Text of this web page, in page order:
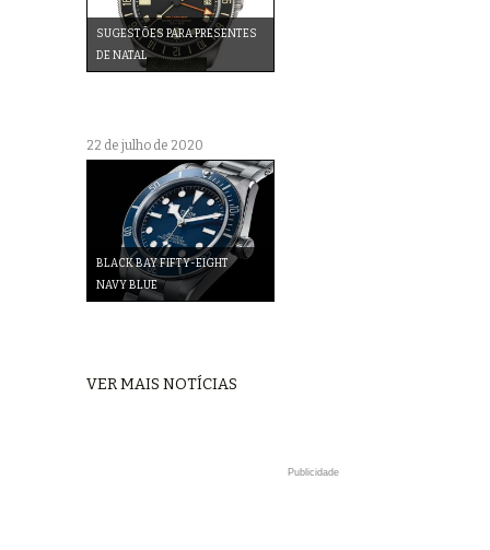
SUGESTÕES PARA PRESENTES
DE NATAL
22 de julho de 2020
BLACK BAY FIFTY-EIGHT
NAVY BLUE
VER MAIS NOTÍCIAS
Publicidade